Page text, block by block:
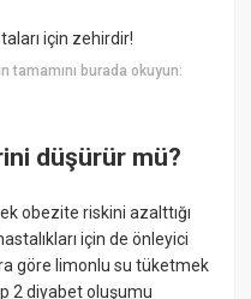
için zehirdir!
tamamını burada okuyun:
düşürür mü?
obezite riskini azalttığı
için de önleyici
göre limonlu su tüketmek
2 diyabet oluşumu